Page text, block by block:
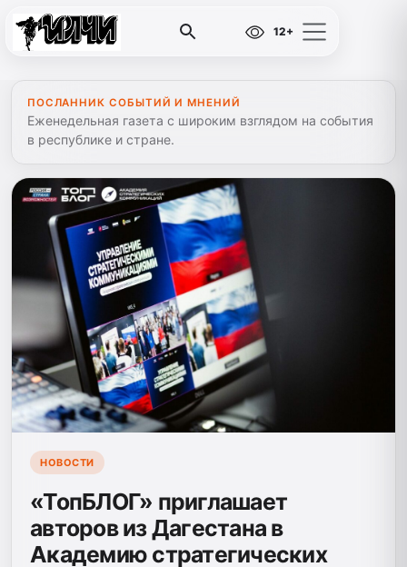
12+
ПОСЛАННИК СОБЫТИЙ И МНЕНИЙ
Еженедельная газета с широким взглядом на события
в республике и стране.
НОВОСТИ
«ТопБЛОГ» приглашает
авторов из Дагестана в
Академию стратегических